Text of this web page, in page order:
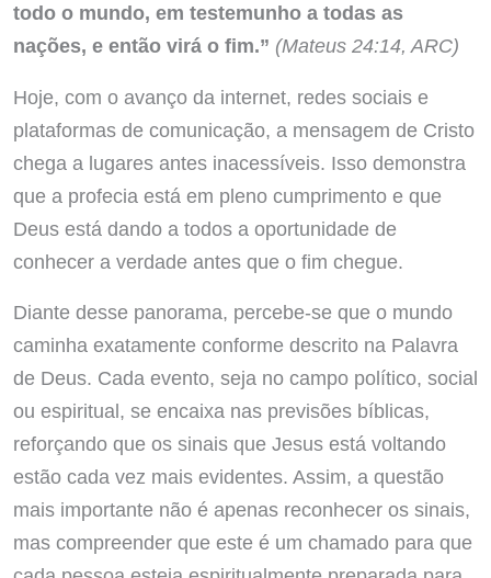
todo o mundo, em testemunho a todas as
nações, e então virá o fim.” (Mateus 24:14, ARC)
Hoje, com o avanço da internet, redes sociais e
plataformas de comunicação, a mensagem de Cristo
chega a lugares antes inacessíveis. Isso demonstra
que a profecia está em pleno cumprimento e que
Deus está dando a todos a oportunidade de
conhecer a verdade antes que o fim chegue.
Diante desse panorama, percebe-se que o mundo
caminha exatamente conforme descrito na Palavra
de Deus. Cada evento, seja no campo político, social
ou espiritual, se encaixa nas previsões bíblicas,
reforçando que os sinais que Jesus está voltando
estão cada vez mais evidentes. Assim, a questão
mais importante não é apenas reconhecer os sinais,
mas compreender que este é um chamado para que